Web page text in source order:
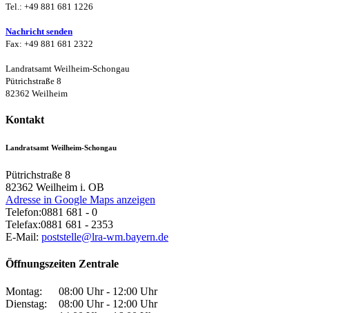
Tel.: +49 881 681 1226
Nachricht senden
Fax: +49 881 681 2322
Landratsamt Weilheim-Schongau
Pütrichstraße 8
82362 Weilheim
Kontakt
Landratsamt Weilheim-Schongau
Pütrichstraße 8
82362 Weilheim i. OB
Adresse in Google Maps anzeigen
Telefon:0881 681 - 0
Telefax:0881 681 - 2353
E-Mail: poststelle@lra-wm.bayern.de
Öffnungszeiten Zentrale
Montag:
08:00 Uhr - 12:00 Uhr
Dienstag:
08:00 Uhr - 12:00 Uhr